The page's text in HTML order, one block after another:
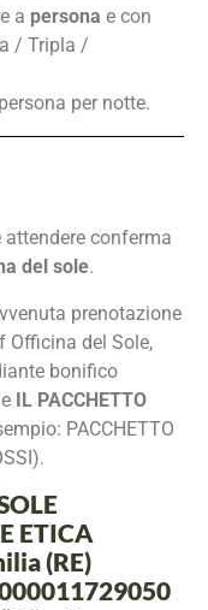
a persona e con
/ Tripla /
per notte.
conferma
del sole.
prenotazione
Officina del Sole,
bonifico
IL PACCHETTO
PACCHETTO
ETICA
(RE)